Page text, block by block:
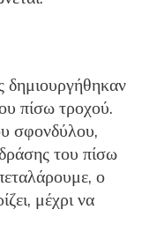
δημιουργήθηκαν
πίσω τροχού.
σφονδύλου,
του πίσω
ο
μέχρι να